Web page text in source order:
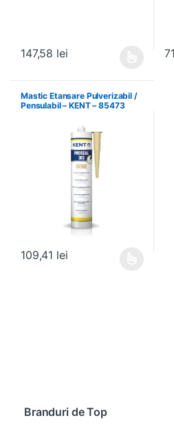
147,58 lei
Mastic Etansare Pulverizabil /
Pensulabil – KENT – 85473
109,41 lei
Branduri de Top